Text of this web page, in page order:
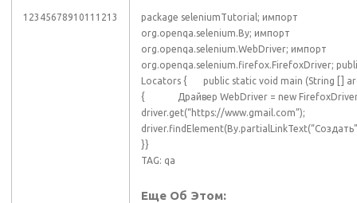
12345678910111213
package seleniumTutorial; импорт
org.openqa.selenium.By; импорт
org.openqa.selenium.WebDriver; импорт
org.openqa.selenium.firefox.FirefoxDriver;
Locators { public static void main (String []
{ Драйвер WebDriver = new
driver.get(“https://www.gmail.com”);
}}
TAG: qa
Еще Об Этом: